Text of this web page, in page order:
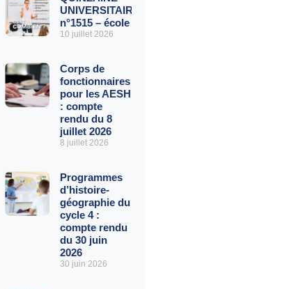
UNIVERSITAIRE
n°1515 – école
10 juillet 2026
Corps de
fonctionnaires
pour les AESH
: compte
rendu du 8
juillet 2026
8 juillet 2026
Programmes
d’histoire-
géographie du
cycle 4 :
compte rendu
du 30 juin
2026
30 juin 2026